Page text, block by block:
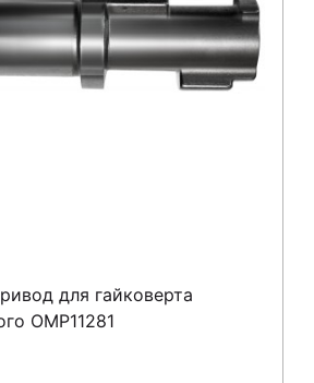
для гайковерта
ОМР11281